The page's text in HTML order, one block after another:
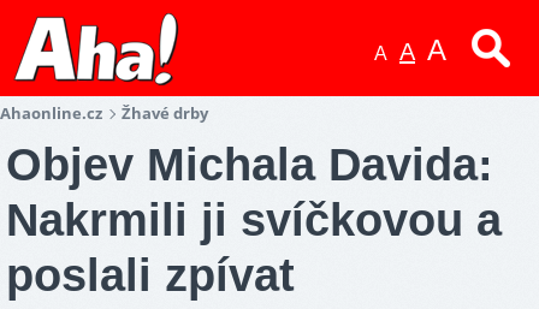
A A A
Ahaonline.cz Žhavé drby
Objev Michala Davida:
Nakrmili ji svíčkovou a
poslali zpívat